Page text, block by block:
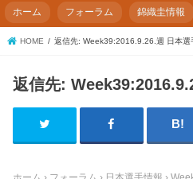
ホーム フォーラム 錦織圭情報
HOME 返信先: Week39:2016.9.26.週 日本選
返信先: